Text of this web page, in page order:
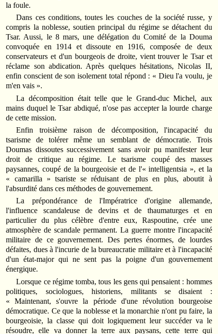
la foule.
Dans ces conditions, toutes les couches de la société russe, y
compris la noblesse, soutien principal du régime se détachent du
Tsar. Aussi, le 8 mars, une délégation du Comité de la Douma
convoquée en 1914 et dissoute en 1916, composée de deux
conservateurs et d'un bourgeois de droite, vient trouver le Tsar et
réclame son abdication. Après quelques hésitations, Nicolas II,
enfin conscient de son isolement total répond : « Dieu l'a voulu, je
m'en vais ».
La décomposition était telle que le Grand-duc Michel, aux
mains duquel le Tsar abdiqué, n'ose pas accepter la lourde charge
de cette mission.
Enfin troisième raison de décomposition, l'incapacité du
tsarisme de tolérer même un semblant de démocratie. Trois
Doumas dissoutes successivement sans avoir pu manifester leur
droit de critique au régime. Le tsarisme coupé des masses
paysannes, coupé de la bourgeoisie et de l'« intelligentsia », et la
« camarilla » tsariste se réduisant de plus en plus, aboutit à
l'absurdité dans ces méthodes de gouvernement.
La prépondérance de l'Impératrice d'origine allemande,
l'influence scandaleuse de devins et de thaumaturges et en
particulier du plus célèbre d'entre eux, Raspoutine, crée une
atmosphère de scandale permanent. La guerre montre l'incapacité
militaire de ce gouvernement. Des pertes énormes, de lourdes
défaites, dues à l'incurie de la bureaucratie militaire et à l'incapacité
d'un état-major qui ne sent pas la poigne d'un gouvernement
énergique.
Lorsque ce régime tomba, tous les gens qui pensaient : hommes
politiques, sociologues, historiens, militants se disaient :
« Maintenant, s'ouvre la période d'une révolution bourgeoise
démocratique. Ce que la noblesse et la monarchie n'ont pu faire, la
bourgeoisie, la classe qui doit logiquement leur succéder va le
résoudre, elle va donner la terre aux paysans, cette terre qui